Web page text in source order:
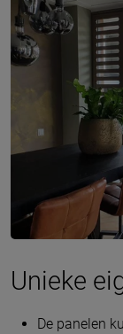
Unieke
De panelen